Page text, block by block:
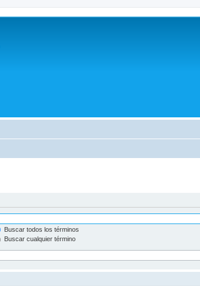
Buscar todos los términos
Buscar cualquier término